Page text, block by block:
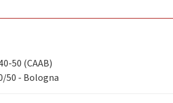
50 (CAAB)
50 - Bologna